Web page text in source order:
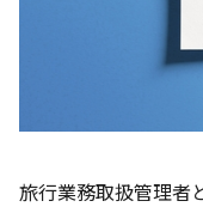
旅行業務取扱管理者